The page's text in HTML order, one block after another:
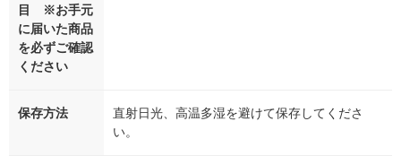
目 ※お手元
に届いた商品
を必ずご確認
ください
保存方法
直射日光、高温多湿を避けて保存してくださ
い。